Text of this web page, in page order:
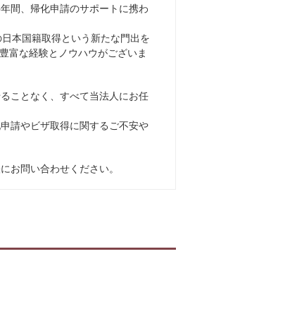
間、帰化申請のサポートに携わ
本国籍取得という新たな門出を
富な経験とノウハウがございま
ことなく、すべて当法人にお任
請やビザ取得に関するご不安や
お問い合わせください。